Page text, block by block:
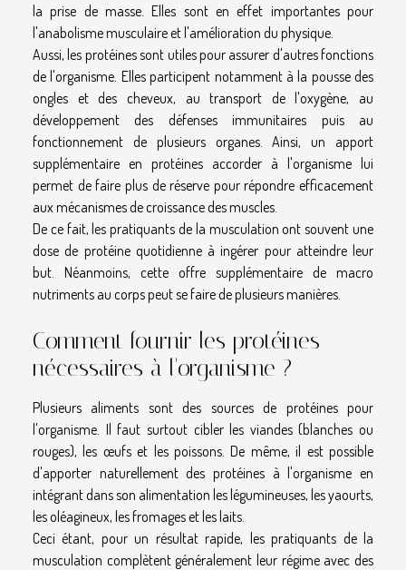
la prise de masse. Elles sont en effet importantes pour
l'anabolisme musculaire et l'amélioration du physique.
Aussi, les protéines sont utiles pour assurer d'autres fonctions
de l'organisme. Elles participent notamment à la pousse des
ongles et des cheveux, au transport de l'oxygène, au
développement des défenses immunitaires puis au
fonctionnement de plusieurs organes. Ainsi, un apport
supplémentaire en protéines accorder à l'organisme lui
permet de faire plus de réserve pour répondre efficacement
aux mécanismes de croissance des muscles.
De ce fait, les pratiquants de la musculation ont souvent une
dose de protéine quotidienne à ingérer pour atteindre leur
but. Néanmoins, cette offre supplémentaire de macro
nutriments au corps peut se faire de plusieurs manières.
Comment fournir les protéines
nécessaires à l'organisme ?
Plusieurs aliments sont des sources de protéines pour
l'organisme. Il faut surtout cibler les viandes (blanches ou
rouges), les œufs et les poissons. De même, il est possible
d'apporter naturellement des protéines à l'organisme en
intégrant dans son alimentation les légumineuses, les yaourts,
les oléagineux, les fromages et les laits.
Ceci étant, pour un résultat rapide, les pratiquants de la
musculation complètent généralement leur régime avec des